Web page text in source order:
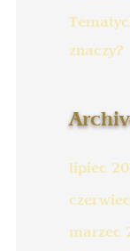
znaczy?
lipiec
marzec